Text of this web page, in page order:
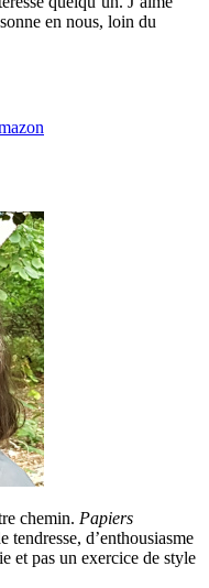
en nous, loin du
chemin. Papiers
tendresse, d’enthousiasme
et pas un exercice de style